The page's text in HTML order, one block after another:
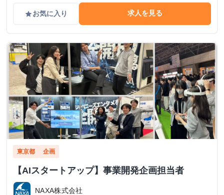
gradeお気に入り 求人を見る
東京都 企画
【AIスタートアップ】事業開発企画担当者
NAXA株式会社